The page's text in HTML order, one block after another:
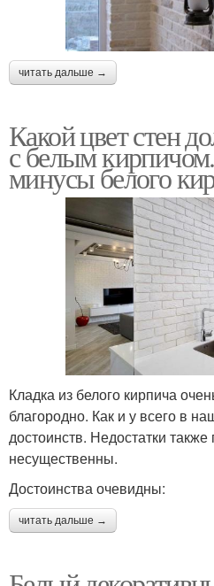
читать дальше →
Какой цвет стен
с белым
минусы белого
Кладка из белого кирпича
благородно. Как и у всего в
достоинств. Недостатки
несущественны.
Достоинства очевидны:
читать дальше →